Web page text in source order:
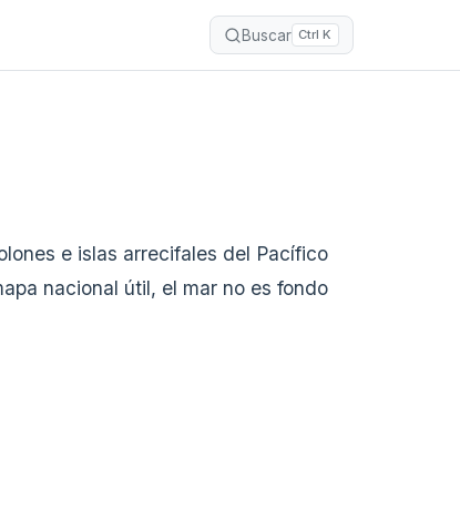
Buscar Ctrl K
e islas arrecifales del Pacífico
nacional útil, el mar no es fondo